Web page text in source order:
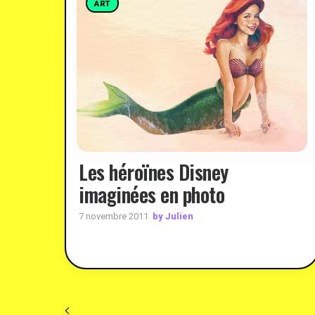
ART
Les héroïnes Disney
imaginées en photo
7 novembre 2011 by Julien